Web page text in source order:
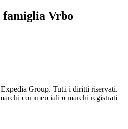
famiglia Vrbo
Group. Tutti i diritti riservati.
commerciali o marchi registrati